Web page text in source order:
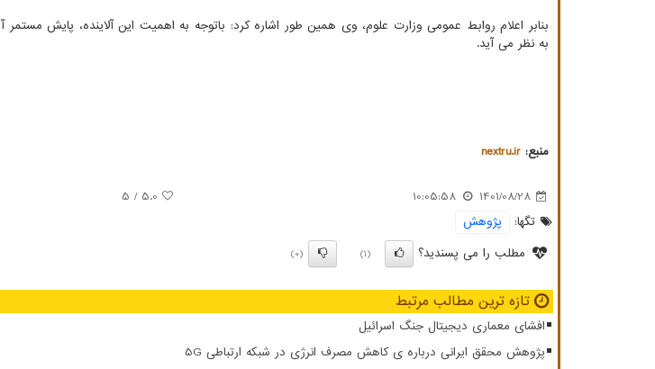
بنابر اعلام روابط عمومی وزارت علوم، وی همین طور اشاره کرد: باتوجه به اهمیت این آلاینده، پایش
به نظر می آید. ‏
منبع: nextru.ir
1401/08/28
10:05:58
5.0
/ 5
تگها:
پژوهش
مطلب را می پسندید؟
(1)
(0)
تازه ترین مطالب مرتبط
افشای معماری دیجیتال جنگ اسرائیل
پژوهش محقق ایرانی درباره ی کاهش مصرف انرژی در شبکه ارتباطی 5G